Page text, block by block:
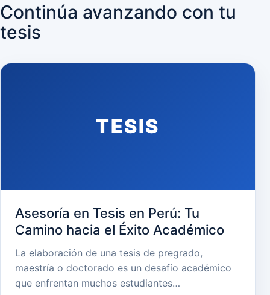
Continúa avanzando con tu
tesis
TESIS
Asesoría en Tesis en Perú: Tu
Camino hacia el Éxito Académico
La elaboración de una tesis de pregrado,
maestría o doctorado es un desafío académico
que enfrentan muchos estudiantes…